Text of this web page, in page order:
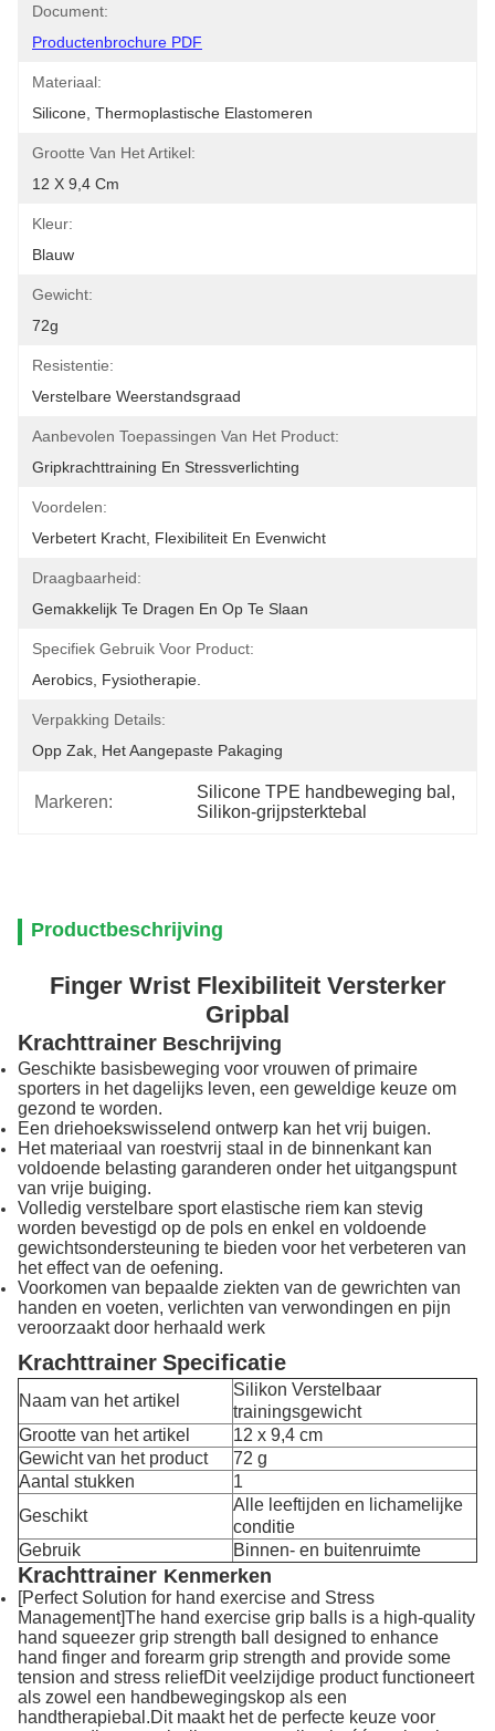
Document:
Productenbrochure PDF
Materiaal:
Silicone, Thermoplastische Elastomeren
Grootte Van Het Artikel:
12 X 9,4 Cm
Kleur:
Blauw
Gewicht:
72g
Resistentie:
Verstelbare Weerstandsgraad
Aanbevolen Toepassingen Van Het Product:
Gripkrachttraining En Stressverlichting
Voordelen:
Verbetert Kracht, Flexibiliteit En Evenwicht
Draagbaarheid:
Gemakkelijk Te Dragen En Op Te Slaan
Specifiek Gebruik Voor Product:
Aerobics, Fysiotherapie.
Verpakking Details:
Opp Zak, Het Aangepaste Pakaging
Markeren:
Silicone TPE handbeweging bal
Silikon-grijpsterktebal
Productbeschrijving
Finger Wrist Flexibiliteit Versterker
Gripbal
Krachttrainer Beschrijving
Geschikte basisbeweging voor vrouwen of primaire
sporters in het dagelijks leven, een geweldige keuze om
gezond te worden.
Een driehoekswisselend ontwerp kan het vrij buigen.
Het materiaal van roestvrij staal in de binnenkant kan
voldoende belasting garanderen onder het uitgangspunt
van vrije buiging.
Volledig verstelbare sport elastische riem kan stevig
worden bevestigd op de pols en enkel en voldoende
gewichtsondersteuning te bieden voor het verbeteren van
het effect van de oefening.
Voorkomen van bepaalde ziekten van de gewrichten van
handen en voeten, verlichten van verwondingen en pijn
veroorzaakt door herhaald werk
Krachttrainer Specificatie
Naam van het artikel
Silikon Verstelbaar
trainingsgewicht
Grootte van het artikel
12 x 9,4 cm
Gewicht van het product
72 g
Aantal stukken
1
Geschikt
Alle leeftijden en lichamelijke
conditie
Gebruik
Binnen- en buitenruimte
Krachttrainer Kenmerken
[Perfect Solution for hand exercise and Stress
Management]The hand exercise grip balls is a high-quality
hand squeezer grip strength ball designed to enhance
hand finger and forearm grip strength and provide some
tension and stress reliefDit veelzijdige product functioneert
als zowel een handbewegingskop als een
handtherapiebal.Dit maakt het de perfecte keuze voor